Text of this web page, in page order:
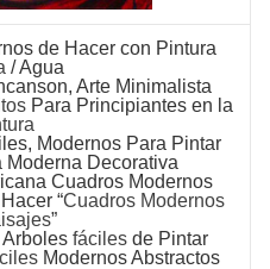
de Hacer con Pintura
/ Agua
Arte Minimalista
Para Principiantes en la
Modernos Para Pintar
Decorativa
Cuadros Modernos
“Cuadros Modernos
”
fácilesde Pintar
Modernos Abstractos